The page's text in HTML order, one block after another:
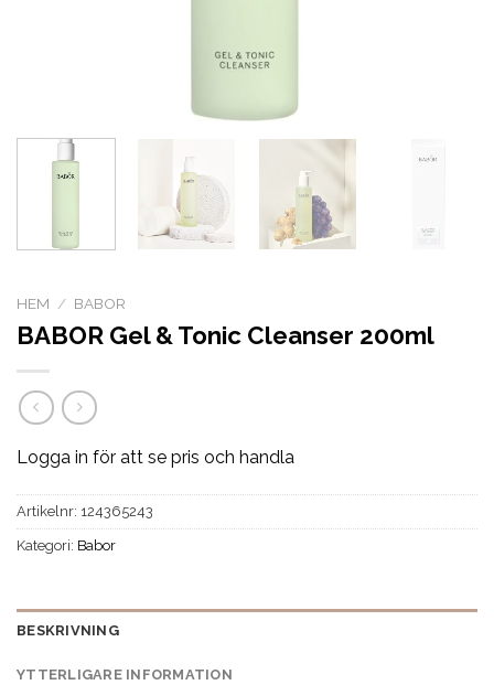
HEM / BABOR
BABOR Gel & Tonic Cleanser 200ml
Logga in för att se pris och handla
Artikelnr: 124365243
Kategori: Babor
BESKRIVNING
YTTERLIGARE INFORMATION